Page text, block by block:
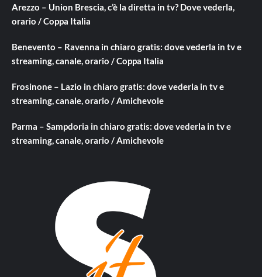
Arezzo – Union Brescia, c’è la diretta in tv? Dove vederla,
orario / Coppa Italia
Benevento – Ravenna in chiaro gratis: dove vederla in tv e
streaming, canale, orario / Coppa Italia
Frosinone – Lazio in chiaro gratis: dove vederla in tv e
streaming, canale, orario / Amichevole
Parma – Sampdoria in chiaro gratis: dove vederla in tv e
streaming, canale, orario / Amichevole